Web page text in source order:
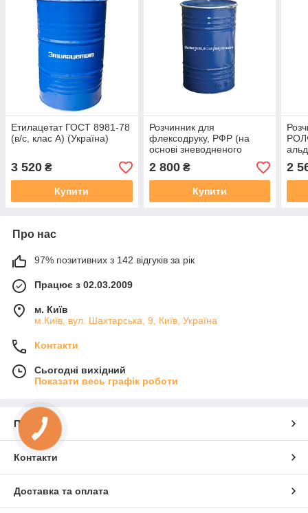
Етилацетат ГОСТ 8981-78
(в/с, клас А) (Україна)
3 520 ₴
Купити
Розчинник для
флексодруку, РФР (на
основі зневодненого
флегмового компоненту
ЕС) (Україна)
2 800₴
Купити
2
Про нас
97% позитивних з 142 відгуків за рік
Працює з 02.03.2009
м. Київ
м.Київ, вул. Шахтарська, 9, Київ, Україна
Контакти
Сьогодні вихідний
Показати весь графік роботи
Про нас
Контакти
Доставка та оплата